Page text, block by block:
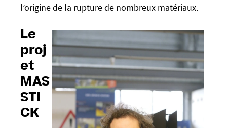
i
-
a
n
t
e
s
.
l’origine de la rupture de nombreux matériaux.
Le
proj
et
MAS
STI
CK